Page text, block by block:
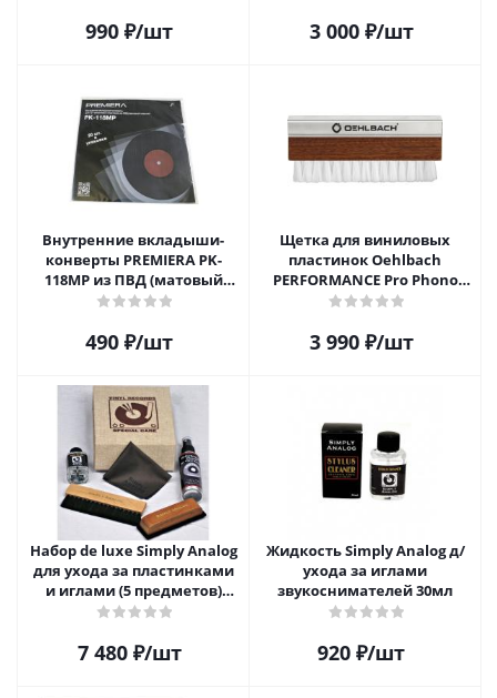
990 ₽/шт 3 000₽/шт
Внутренние вкладыши-
конверты PREMIERA PK-
118MP из ПВД (матовый
пластик) для 12" виниловых
490 ₽/шт
Щетка для виниловых
пластинок Oehlbach
PERFORMANCE Pro Phono
Brush, Record Brush,
3 990₽/шт
Набор de luxe Simply Analog
для ухода за пластинками
и иглами (5 предметов)
SAVC005
7 480₽/шт
Жидкость Simply Analog д/
ухода за иглами
звукоснимателей 30мл
920 ₽/шт